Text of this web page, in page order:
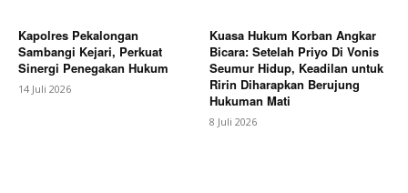
Kapolres Pekalongan
Sambangi Kejari, Perkuat
Sinergi Penegakan Hukum
14 Juli 2026
Kuasa Hukum Korban Angkar
Bicara: Setelah Priyo Di Vonis
Seumur Hidup, Keadilan untuk
Ririn Diharapkan Berujung
Hukuman Mati
8 Juli 2026